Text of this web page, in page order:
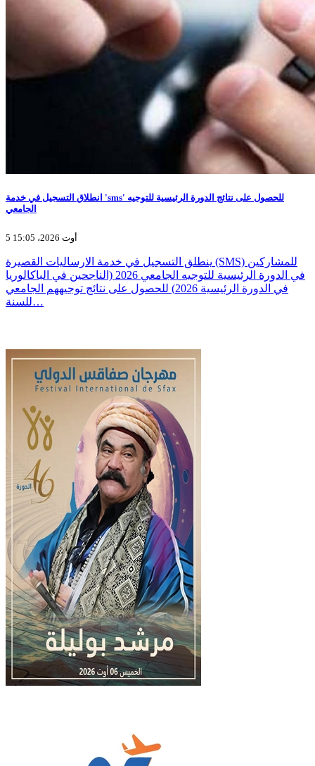
انطلاق التسجيل في خدمة 'sms' للحصول على نتائج الدورة الرئيسية للتوجيه
الجامعي
5 أوت 2026، 15:05
ينطلق التسجيل في خدمة الارساليات القصيرة (SMS) للمشاركين
في الدورة الرئيسية للتوجيه الجامعي 2026 (الناجحين في الباكالوريا
في الدورة الرئيسية 2026) للحصول على نتائج توجيههم الجامعي
للسنة…